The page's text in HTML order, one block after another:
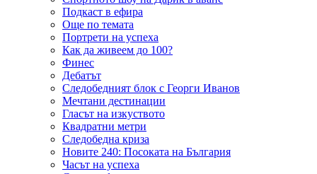
Подкаст в ефира
Още по темата
Портрети на успеха
Как да живеем до 100?
Финес
Дебатът
Следобедният блок с Георги Иванов
Мечтани дестинации
Гласът на изкуството
Квадратни метри
Следобедна криза
Новите 240: Посоката на България
Часът на успеха